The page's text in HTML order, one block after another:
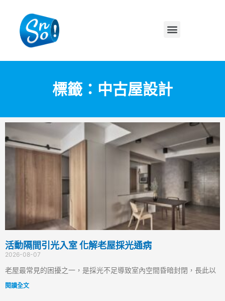
標籤：中古屋設計
活動隔間引光入室 化解老屋採光通病
2026-08-07
老屋最常見的困擾之一，是採光不足導致室內空間昏暗封閉，長此以
閱讀全文